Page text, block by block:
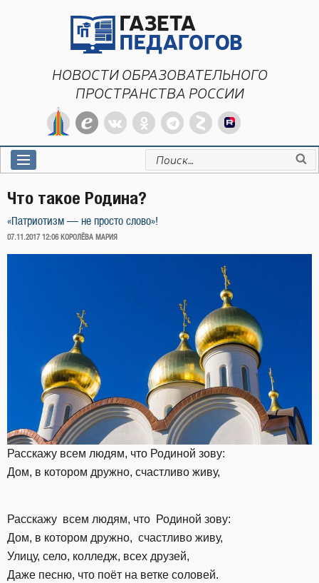
НОВОСТИ ОБРАЗОВАТЕЛЬНОГО
ПРОСТРАНСТВА РОССИИ
Искать:
Что такое Родина?
«Патриотизм — не просто слово»!
ОПУБЛИКОВАНО
07.11.2017 12:06 КОРОЛЁВА МАРИЯ
Расскажу всем людям, что Родиной зову:
Дом, в котором дружно, счастливо живу,
Расскажу всем людям, что Родиной зову:
Дом, в котором дружно, счастливо живу,
Улицу, село, колледж, всех друзей,
Даже песню, что поёт на ветке соловей.